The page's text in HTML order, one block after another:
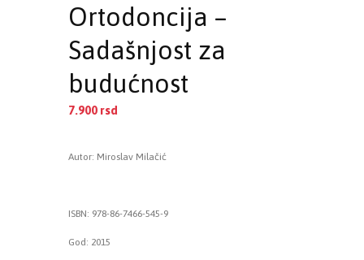
Ortodoncija –
Sadašnjost za
budućnost
7.900 rsd
Autor: Miroslav Milačić
ISBN: 978-86-7466-545-9
God: 2015